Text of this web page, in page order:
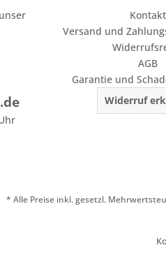
Kontakt
Versand und
AGB
Garantie und
Widerruf
* Alle Preise inkl. gesetzl.